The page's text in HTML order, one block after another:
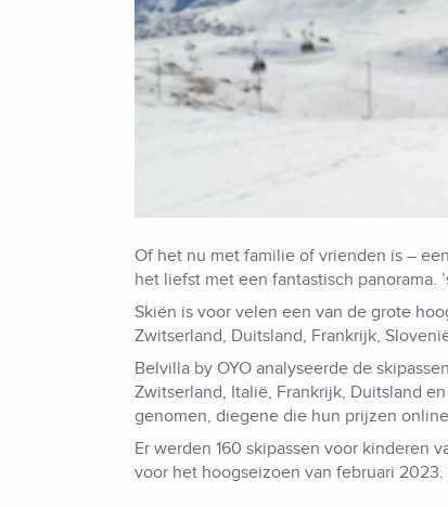
Of het nu met familie of vrienden is –
het liefst met een fantastisch panorama.
Skiën is voor velen een van de grote
Zwitserland, Duitsland, Frankrijk,
Belvilla by OYO analyseerde de
Zwitserland, Italië, Frankrijk, Duitsland
genomen, diegene die hun prijzen
Er werden 160 skipassen voor kinderen
voor het hoogseizoen van februari